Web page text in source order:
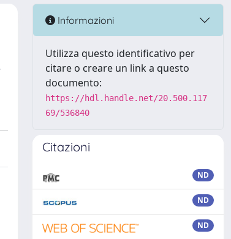
Informazioni
Utilizza questo identificativo per
citare o creare un link a questo
documento:
https://hdl.handle.net/20.500.117
69/536840
Citazioni
ND
ND
ND